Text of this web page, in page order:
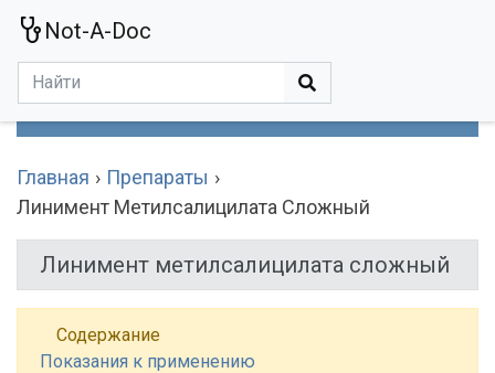
Not-A-Doc
Главная
Препараты
Линимент Метилсалицилата Сложный
Линимент метилсалицилата сложный
Содержание
Показания к применению